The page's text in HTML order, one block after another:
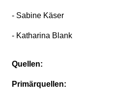
- Sabine Käser
- Katharina Blank
Quellen:
Primärquellen: